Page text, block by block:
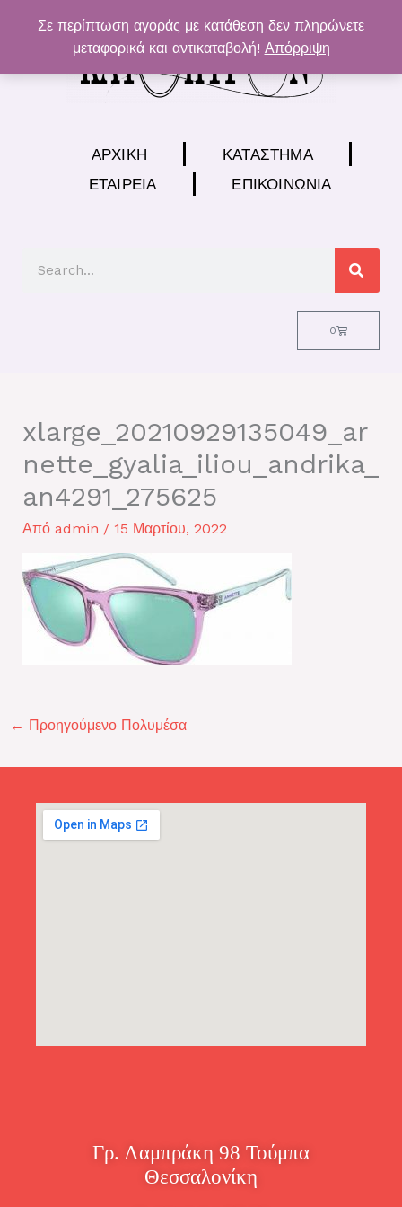
Σε περίπτωση αγοράς με κατάθεση δεν πληρώνετε
μεταφορικά και αντικαταβολή! Απόρριψη
περιεχόμενο
ΑΡΧΙΚΉ
ΚΑΤΆΣΤΗΜΑ
ΕΤΑΙΡΕΊΑ
ΕΠΙΚΟΙΝΩΝΊΑ
0
Cart
xlarge_20210929135049_ar
nette_gyalia_iliou_andrika_
an4291_275625
Από admin / 15 Μαρτίου, 2022
← Προηγούμενο Πολυμέσα
Γρ. Λαμπράκη 98 Τούμπα
Θεσσαλονίκη